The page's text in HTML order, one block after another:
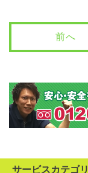
前へ
サービスカテゴリ